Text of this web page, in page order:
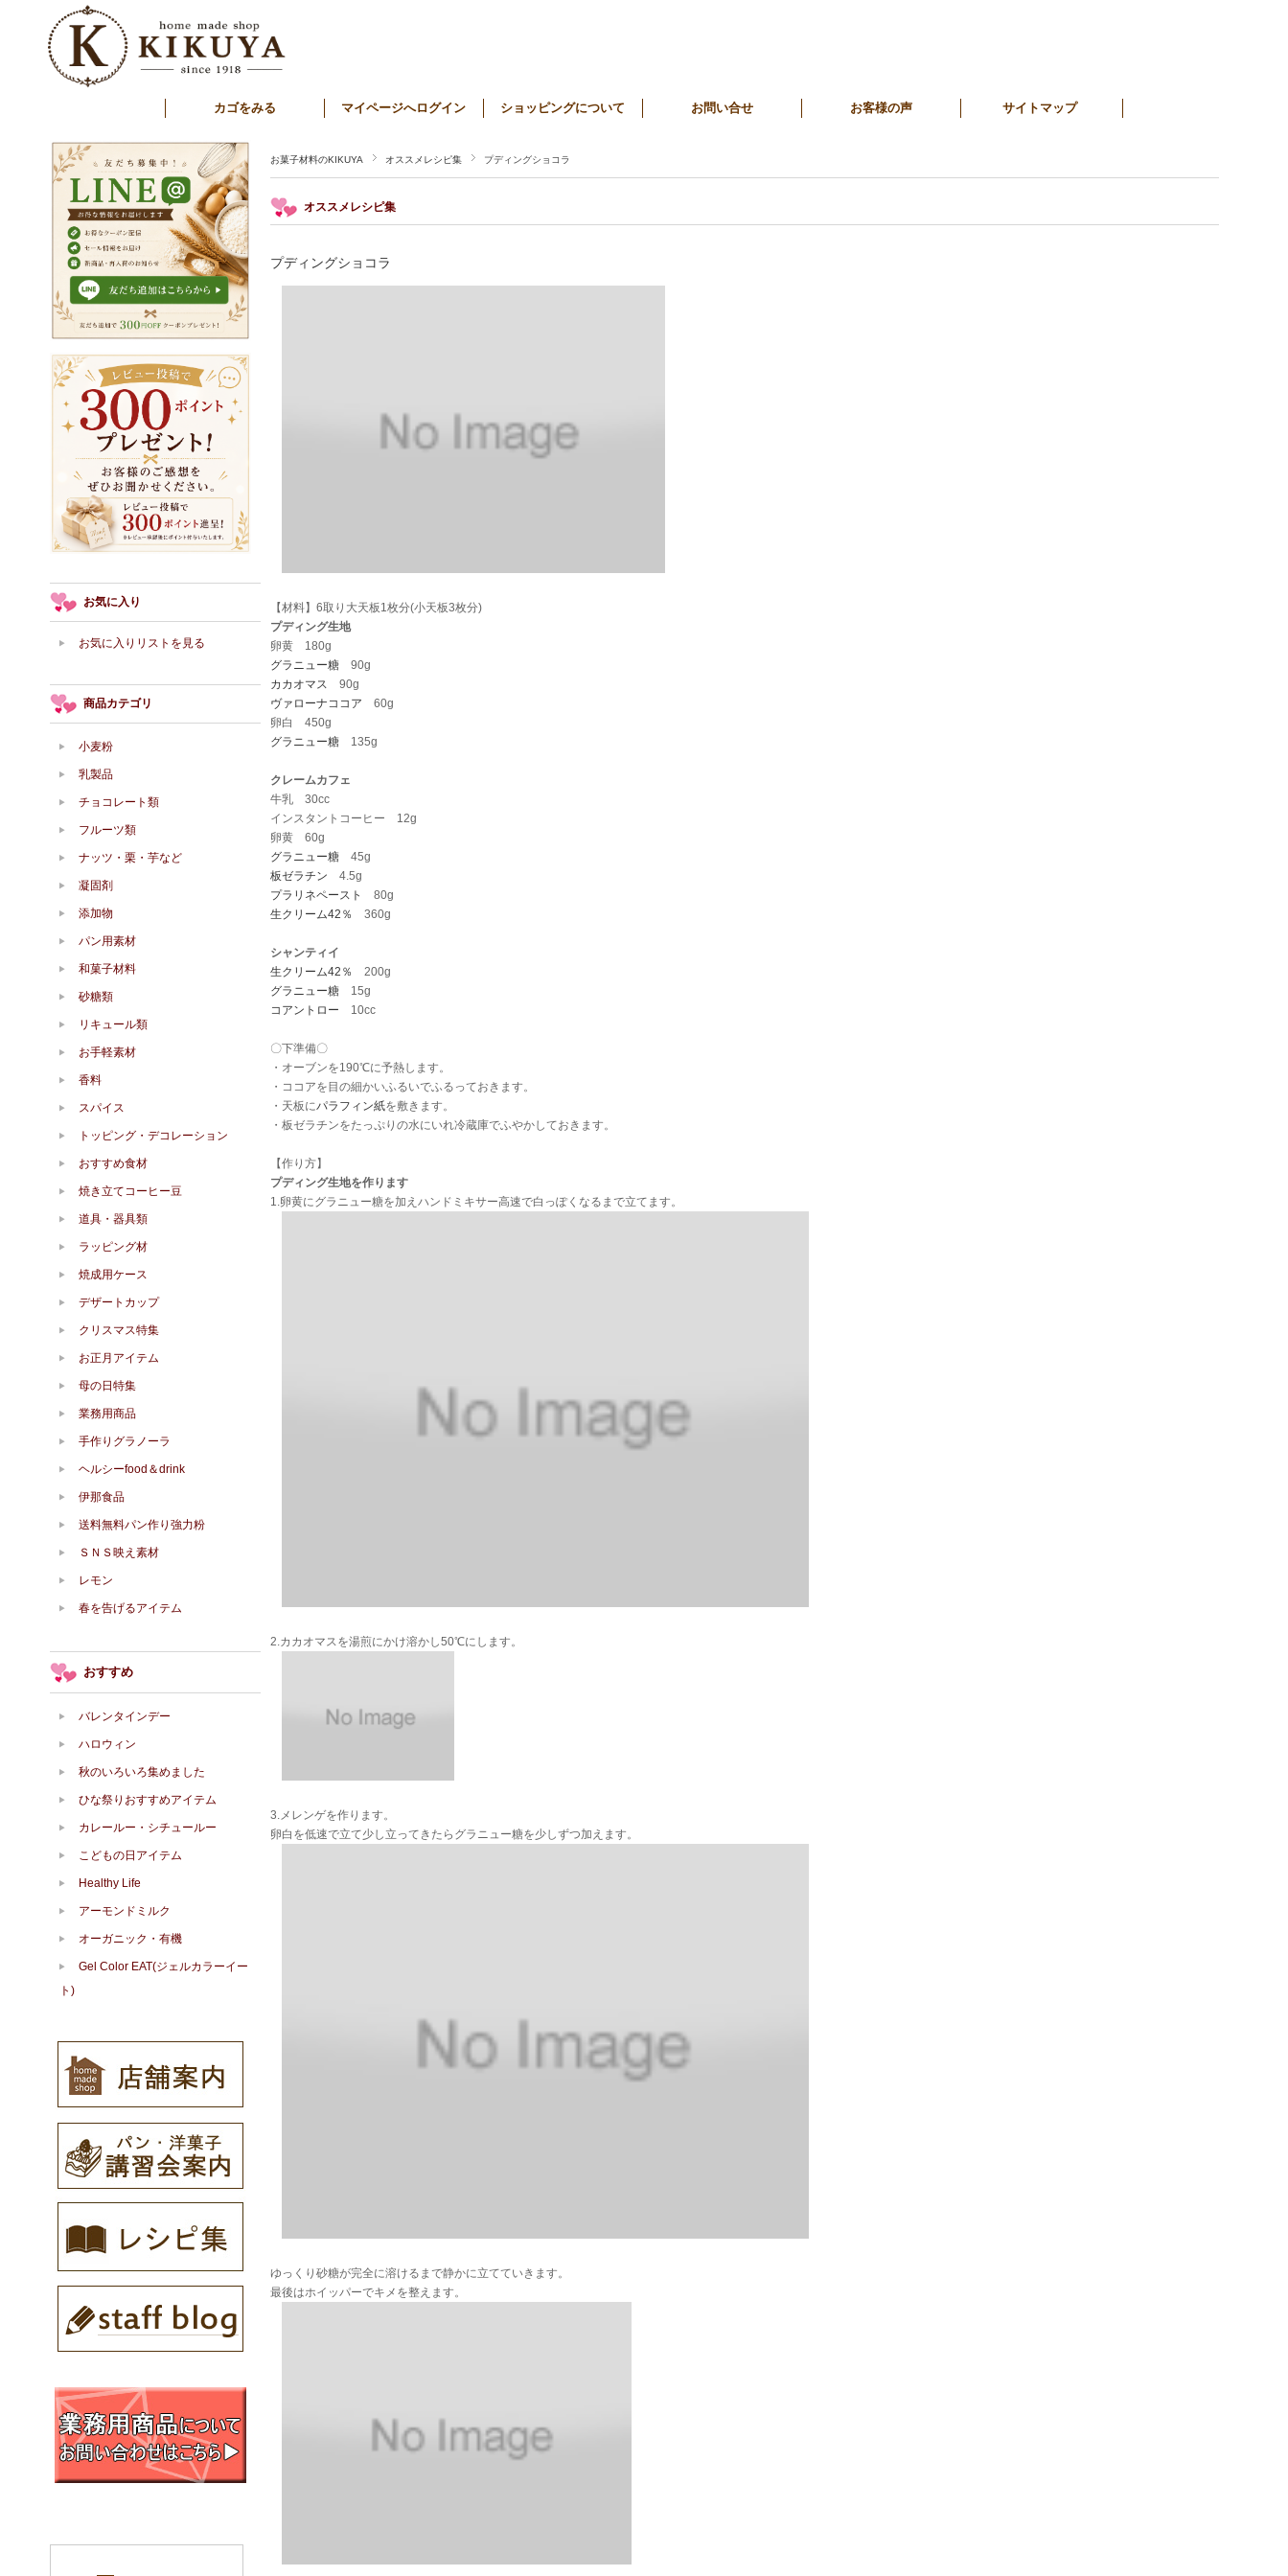
カゴをみる マイページへログイン ショッピングについて お問い合せ お客様の声 サイトマップ
お菓子材料のKIKUYA オススメレシピ集 プディングショコラ
オススメレシピ集
プディングショコラ
【材料】6取り大天板1枚分(小天板3枚分)
プディング生地
卵黄 180g
グラニュー糖 90g
カカオマス 90g
ヴァローナココア 60g
卵白 450g
グラニュー糖 135g
クレームカフェ
牛乳 30cc
インスタントコーヒー 12g
卵黄 60g
グラニュー糖 45g
板ゼラチン 4.5g
プラリネペースト
80g
生クリーム42％
360g
シャンティイ
生クリーム42％
200g
グラニュー糖 15g
コアントロー 10cc
〇下準備〇
・オーブンを190℃に予熱します。
・ココアを目の細かいふるいでふるっておきます。
・天板にパラフィン紙を敷きます。
・板ゼラチンをたっぷりの水にいれ冷蔵庫でふやかしておきます。
【作り方】
プディング生地を作ります
1.卵黄にグラニュー糖を加えハンドミキサー高速で白っぽくなるまで立てます。
2.カカオマスを湯煎にかけ溶かし50℃にします。
3.メレンゲを作ります。
卵白を低速で立て少し立ってきたらグラニュー糖を少しずつ加えます。
ゆっくり砂糖が完全に溶けるまで静かに立てていきます。
最後はホイッパーでキメを整えます。
お気に入り
お気に入りリストを見る
商品カテゴリ
小麦粉
乳製品
チョコレート類
フルーツ類
ナッツ・栗・芋など
凝固剤
添加物
パン用素材
和菓子材料
砂糖類
リキュール類
お手軽素材
香料
スパイス
トッピング・デコレーション
おすすめ食材
焼き立てコーヒー豆
道具・器具類
ラッピング材
焼成用ケース
デザートカップ
クリスマス特集
お正月アイテム
母の日特集
業務用商品
手作りグラノーラ
ヘルシーfood＆drink
伊那食品
送料無料パン作り強力粉
ＳＮＳ映え素材
レモン
春を告げるアイテム
おすすめ
バレンタインデー
ハロウィン
秋のいろいろ集めました
ひな祭りおすすめアイテム
カレールー・シチュールー
こどもの日アイテム
Healthy Life
アーモンドミルク
オーガニック・有機
Gel Color EAT(ジェルカラーイー
ト)